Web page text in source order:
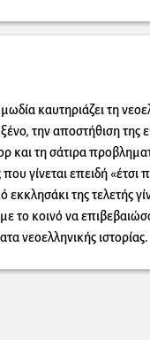
καυτηριάζει τη
την αποστήθιση της
και τη σάτιρα
γίνεται επειδή «έτσι
της τελετής
το κοινό να
νεοελληνικής ιστορίας.